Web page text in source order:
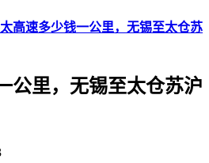
高速多少钱一公里，无锡至太仓苏
公里，无锡至太仓苏沪